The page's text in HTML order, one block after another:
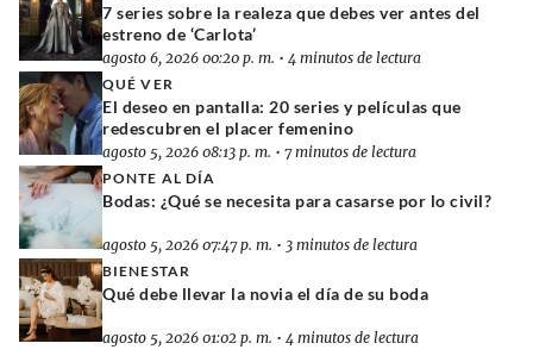
7 series sobre la realeza que debes ver antes del
estreno de ‘Carlota’
agosto 6, 2026 00:20 p. m. • 4 minutos de lectura
QUÉ VER
El deseo en pantalla: 20 series y películas que
redescubren el placer femenino
agosto 5, 2026 08:13 p. m. • 7 minutos de lectura
PONTE AL DÍA
Bodas: ¿Qué se necesita para casarse por lo civil?
agosto 5, 2026 07:47 p. m. • 3 minutos de lectura
BIENESTAR
Qué debe llevar la novia el día de su boda
agosto 5, 2026 01:02 p. m. • 4 minutos de lectura